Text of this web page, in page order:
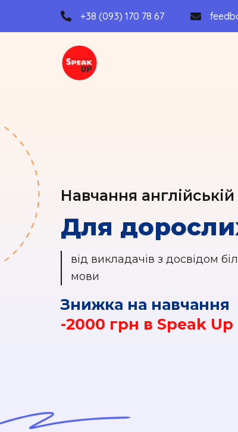
+38 (093) 170 78 67
Навчання англійській
Для
від викладачів з досвідом
мови
Знижка на навчання
-2000 грн в Speak Up